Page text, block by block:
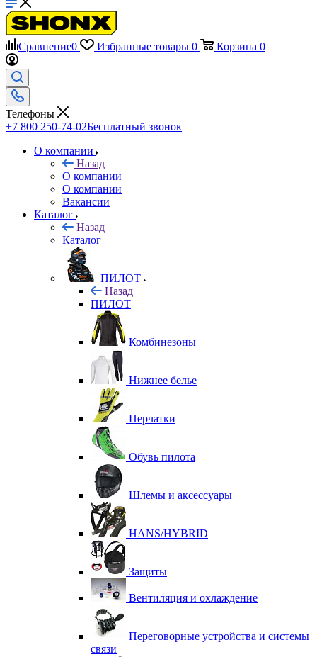
Сравнение0 Избранные товары 0 Корзина 0
Телефоны
+7 800 250-74-02Бесплатный звонок
О компании
Назад
О компании
О компании
Вакансии
Каталог
Назад
Каталог
ПИЛОТ
Назад
ПИЛОТ
Комбинезоны
Нижнее белье
Перчатки
Обувь пилота
Шлемы и аксессуары
HANS/HYBRID
Защиты
Вентиляция и охлаждение
Переговорные устройства и системы
связи